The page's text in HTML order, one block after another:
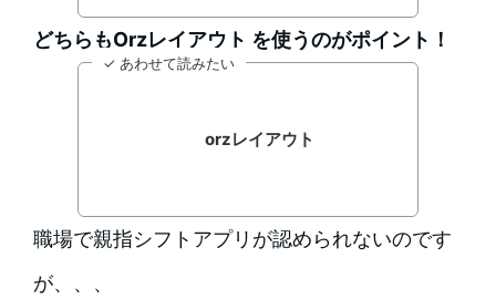
どちらもOrzレイアウト を使うのがポイント！
✓ あわせて読みたい
orzレイアウト
職場で親指シフトアプリが認められないのです
が、、、